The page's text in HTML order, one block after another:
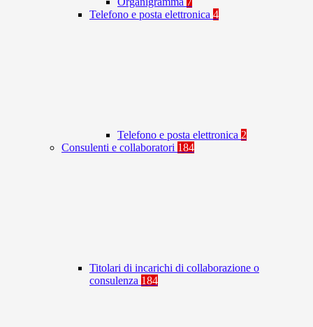
Telefono e posta elettronica 4
Telefono e posta elettronica 2
Consulenti e collaboratori 184
Titolari di incarichi di collaborazione o
consulenza 184